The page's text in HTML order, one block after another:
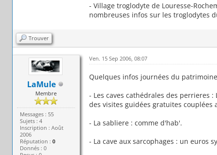
- Village troglodyte de Louresse-
nombreuses infos sur les troglodytes
Trouver
LaMule
Membre
Messages : 55
Sujets : 4
Inscription : Août
2006
Réputation :0
Donnés : 0
Ven. 15 Sep 2006, 08:07
Quelques infos journées du
- Les caves cathédrales des perrieres
des visites guidées gratuites couplées
- La sabliere : comme d'hab'.
- La cave aux sarcophages : un euros